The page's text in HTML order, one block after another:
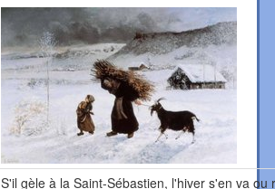
S'il gèle à la Saint-Sébastien, l'hiver s'en va ou